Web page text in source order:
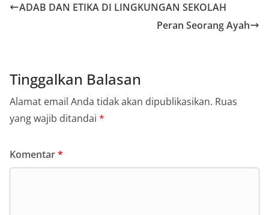
ADAB DAN ETIKA DI LINGKUNGAN SEKOLAH
Peran Seorang Ayah
Tinggalkan Balasan
Alamat email Anda tidak akan dipublikasikan. Ruas
yang wajib ditandai *
Komentar*